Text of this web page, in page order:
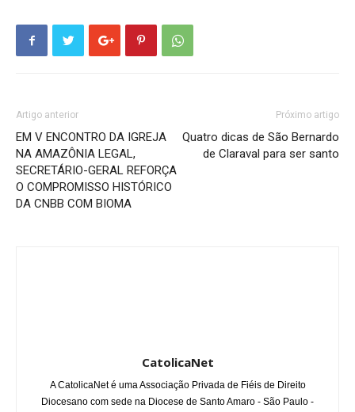
Artigo anterior
EM V ENCONTRO DA IGREJA
NA AMAZÔNIA LEGAL,
SECRETÁRIO-GERAL REFORÇA
O COMPROMISSO HISTÓRICO
DA CNBB COM BIOMA
Próximo artigo
Quatro dicas de São Bernardo
de Claraval para ser santo
CatolicaNet
A CatolicaNet é uma Associação Privada de Fiéis de Direito
Diocesano com sede na Diocese de Santo Amaro - São Paulo -